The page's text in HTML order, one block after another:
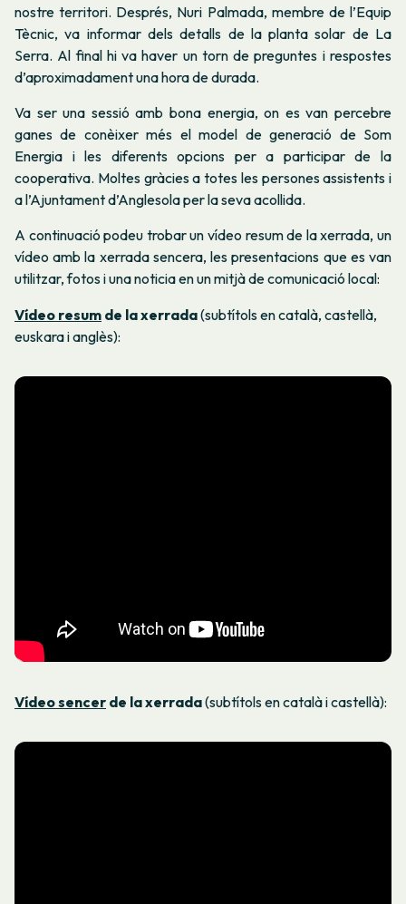
nostre territori. Després, Nuri Palmada, membre de l’Equip
Tècnic, va informar dels detalls de la planta solar de La
Serra. Al final hi va haver un torn de preguntes i respostes
d’aproximadament una hora de durada.
Va ser una sessió amb bona energia, on es van percebre
ganes de conèixer més el model de generació de Som
Energia i les diferents opcions per a participar de la
cooperativa. Moltes gràcies a totes les persones assistents i
a l’Ajuntament d’Anglesola per la seva acollida.
A continuació podeu trobar un vídeo resum de la xerrada, un
vídeo amb la xerrada sencera, les presentacions que es van
utilitzar, fotos i una noticia en un mitjà de comunicació local:
Vídeo resum de la xerrada(subtítols en català, castellà,
euskara i anglès):
Vídeo sencer de la xerrada(subtítols en català i castellà):